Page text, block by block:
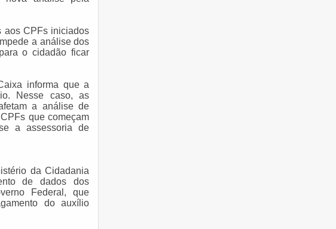
aos CPFs iniciados
a análise dos
o cidadão ficar
informa que a
Nesse caso, as
a análise de
que começam
a assessoria de
da Cidadania
de dados dos
Federal, que
do auxílio